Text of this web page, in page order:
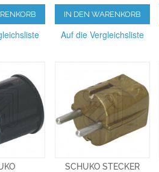
IN DEN WARENKORB
Auf die Vergleichsliste
SCHUKO STECKER